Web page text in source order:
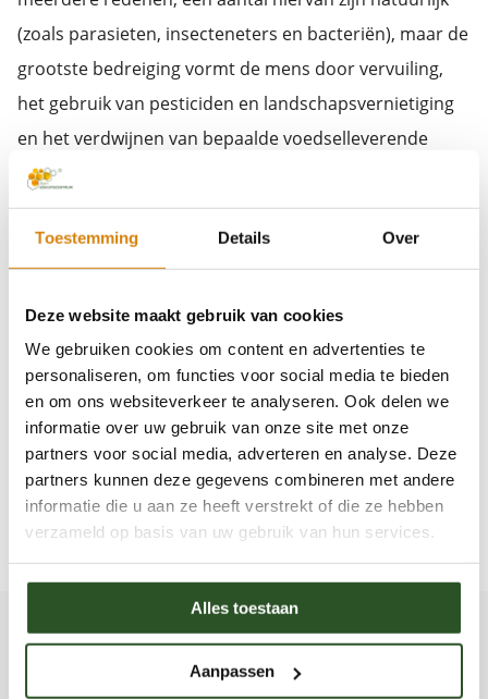
Toestemming Details Over
Deze website maakt gebruik van cookies
We gebruiken cookies om content en advertenties te
personaliseren, om functies voor social media te bieden
en om ons websiteverkeer te analyseren. Ook delen we
informatie over uw gebruik van onze site met onze
partners voor social media, adverteren en analyse. Deze
partners kunnen deze gegevens combineren met andere
informatie die u aan ze heeft verstrekt of die ze hebben
verzameld op basis van uw gebruik van hun services.
Alles toestaan
Aanpassen
(zoals parasieten, insecteneters en bacteriën), maar de
grootste bedreiging vormt de mens door vervuiling,
het gebruik van pesticiden en landschapsvernietiging
en het verdwijnen van bepaalde voedselleverende
plantensoorten. (zie bijensterfte)
Er zijn ook andere soorten die veel lijken op bijen, maar
ongewenst prooidier) beschermd zijn tegen roofdieren
die het op vliegen voorzien hebben maar terugdeinzen
voor bijen. De blinde bij is hier een voorbeeld van.
Voor meer informatie over wilde bijen
zie:www.wildebijen.nl
Voor meer informatie over honingbijen zie:Imkerpedia